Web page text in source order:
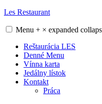
Skip
content
Les Restaurant
Menu + × expanded
Reštaurácia LES
Denné Menu
Vínna karta
Jedálny lístok
Kontakt
Práca